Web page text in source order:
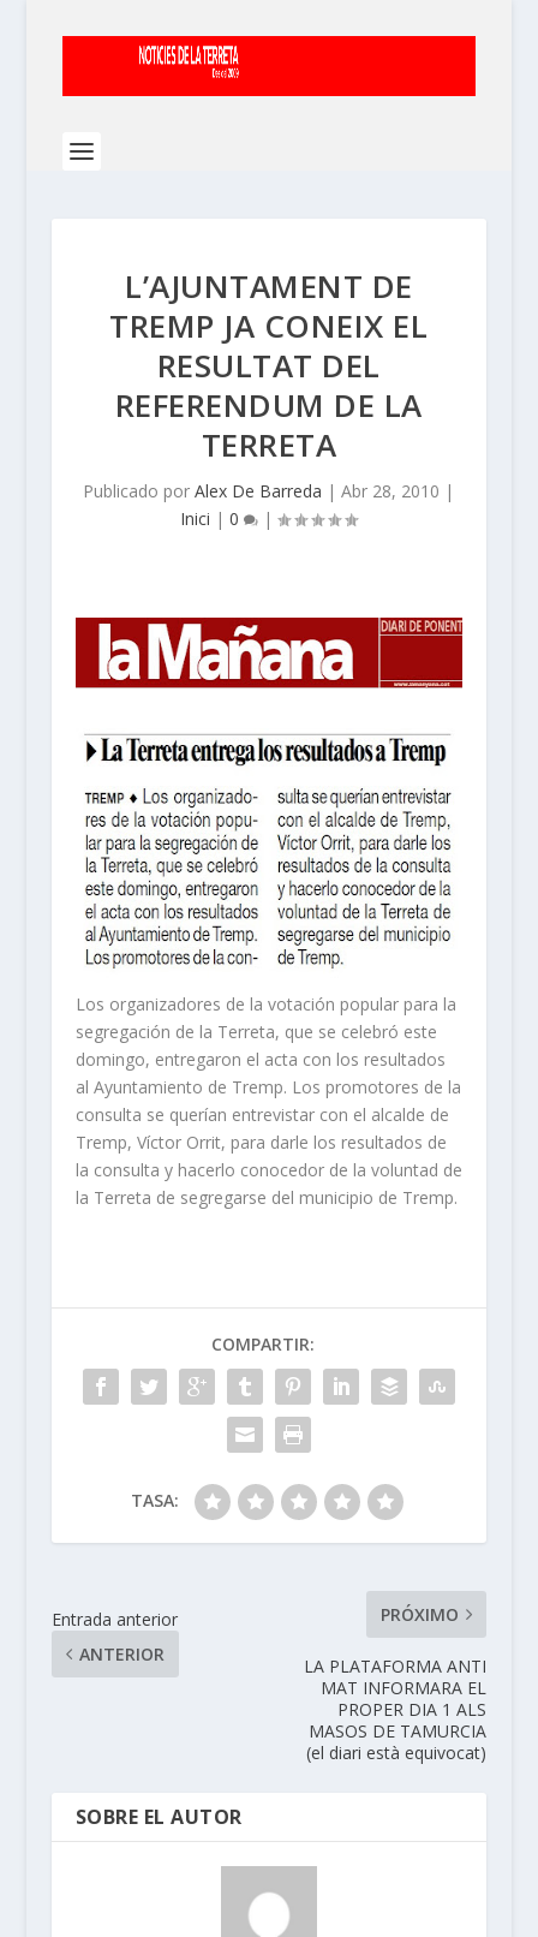
L’AJUNTAMENT DE
TREMP JA CONEIX EL
RESULTAT DEL
REFERENDUM DE LA
TERRETA
Publicado porAlex De Barreda |Abr 28, 2010 |
Inici |0 |
Los organizadores de la votación popular para la
segregación de la Terreta, que se celebró este
domingo, entregaron el acta con los resultados
al Ayuntamiento de Tremp. Los promotores de la
consulta se querían entrevistar con el alcalde de
Tremp, Víctor Orrit, para darle los resultados de
la consulta y hacerlo conocedor de la voluntad de
la Terreta de segregarse del municipio de Tremp.
COMPARTIR:
TASA:
Entrada anterior
ANTERIOR
PRÓXIMO
LA PLATAFORMA ANTI
MAT INFORMARA EL
PROPER DIA 1 ALS
MASOS DE TAMURCIA
(el diari està equivocat)
SOBRE EL AUTOR